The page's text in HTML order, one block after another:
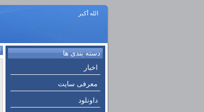
الله أكبر
دسته بندی ها
اخبار
معرفی سایت
داونلود